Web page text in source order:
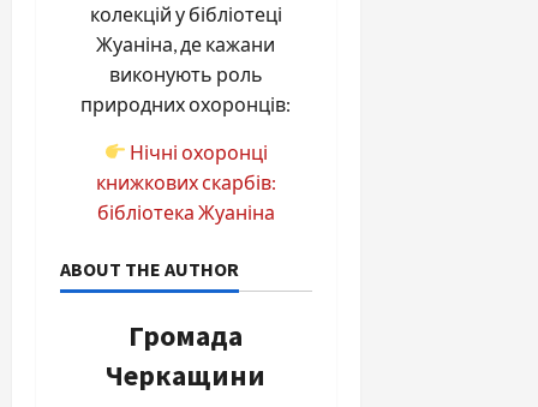
колекцій у бібліотеці
Жуаніна, де кажани
виконують роль
природних охоронців:
Нічні охоронці
книжкових скарбів:
бібліотека Жуаніна
ABOUT THE AUTHOR
Громада
Черкащини